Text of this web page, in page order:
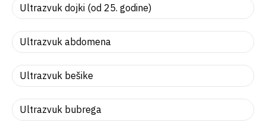
Ultrazvuk dojki (od 25. godine)
Ultrazvuk abdomena
Ultrazvuk bešike
Ultrazvuk bubrega